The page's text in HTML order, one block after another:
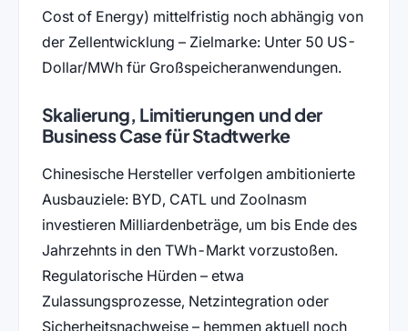
Cost of Energy) mittelfristig noch abhängig von
der Zellentwicklung – Zielmarke: Unter 50 US-
Dollar/MWh für Großspeicheranwendungen.
Skalierung, Limitierungen und der
Business Case für Stadtwerke
Chinesische Hersteller verfolgen ambitionierte
Ausbauziele: BYD, CATL und Zoolnasm
investieren Milliardenbeträge, um bis Ende des
Jahrzehnts in den TWh-Markt vorzustoßen.
Regulatorische Hürden – etwa
Zulassungsprozesse, Netzintegration oder
Sicherheitsnachweise – hemmen aktuell noch